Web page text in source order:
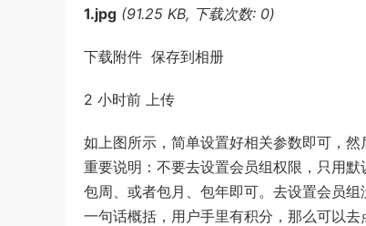
1.jpg (91.25 KB, 下载次数: 0)
下载附件 保存到相册
2 小时前 上传
如上图所示，简单设置好相关参数即可，
重要说明：不要去设置会员组权限，只用
包周、或者包月、包年即可。去设置会员组
一句话概括，用户手里有积分，那么可以